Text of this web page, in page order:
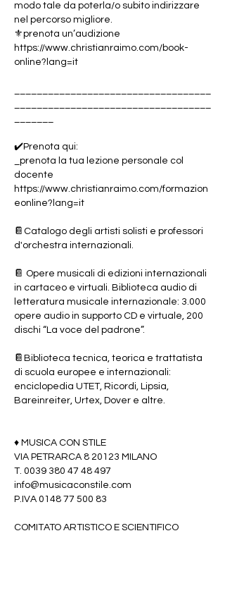
modo tale da poterla/o subito indirizzare
nel percorso migliore.
⚜️prenota un’audizione
https://www.christianraimo.com/book-
online?lang=it
✔️Prenota qui:
_prenota la tua lezione personale col
docente
https://www.christianraimo.com/formazion
eonline?lang=it
📔Catalogo degli artisti solisti e professori
d'orchestra internazionali.
📔 Opere musicali di edizioni internazionali
in cartaceo e virtuali. Biblioteca audio di
letteratura musicale internazionale: 3.000
opere audio in supporto CD e virtuale, 200
dischi “La voce del padrone”.
📔Biblioteca tecnica, teorica e trattatista
di scuola europee e internazionali:
enciclopedia UTET, Ricordi, Lipsia,
Bareinreiter, Urtex, Dover e altre.
♦️ MUSICA CON STILE
VIA PETRARCA 8 20123 MILANO
T. 0039 380 47 48 497
info@musicaconstile.com
P.IVA 0148 77 500 83
COMITATO ARTISTICO E SCIENTIFICO